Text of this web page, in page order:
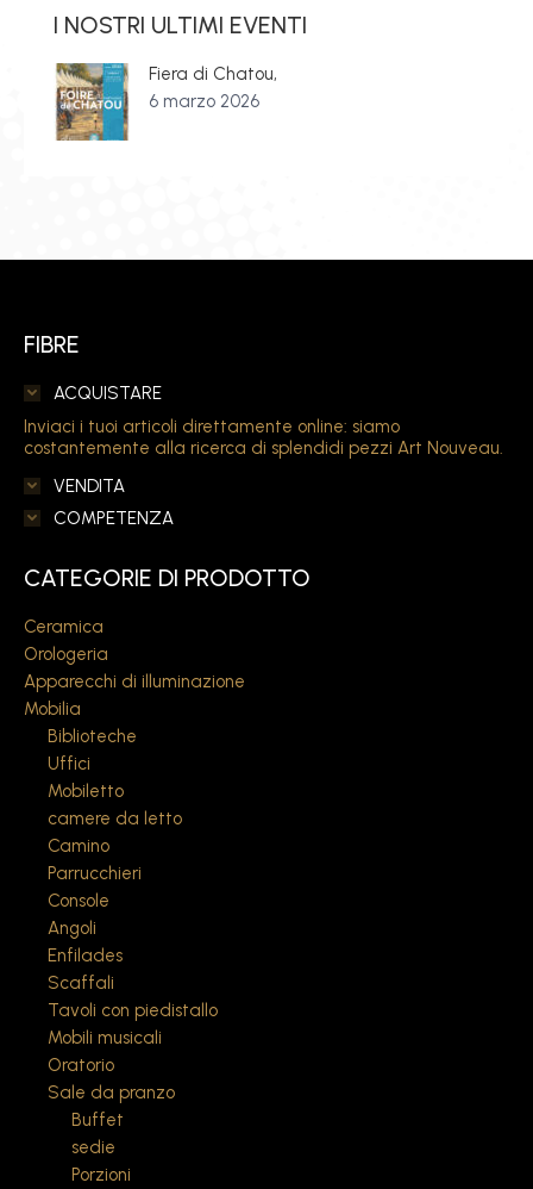
I NOSTRI ULTIMI EVENTI
Fiera di Chatou,
6 marzo 2026
FIBRE
ACQUISTARE
Inviaci i tuoi articoli direttamente online: siamo
costantemente alla ricerca di splendidi pezzi Art Nouveau.
VENDITA
COMPETENZA
CATEGORIE DI PRODOTTO
Ceramica
Orologeria
Apparecchi di illuminazione
Mobilia
Biblioteche
Uffici
Mobiletto
camere da letto
Camino
Parrucchieri
Console
Angoli
Enfilades
Scaffali
Tavoli con piedistallo
Mobili musicali
Oratorio
Sale da pranzo
Buffet
sedie
Porzioni